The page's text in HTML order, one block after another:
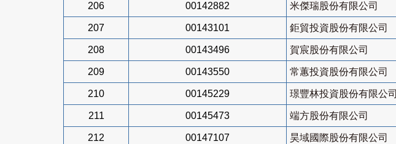
206 00142882 米傑瑞股份有限公司
207 00143101 鉅貿投資股份有限公司
208 00143496 賀宸股份有限公司
209 00143550 常蕙投資股份有限公司
210 00145229 璟豐林投資股份有限公司
211 00145473 端方股份有限公司
212 00147107 昊域國際股份有限公司